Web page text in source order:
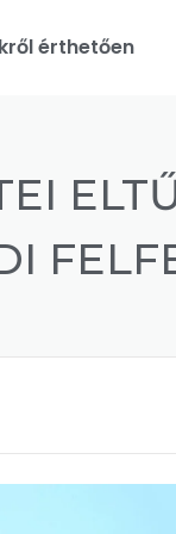
érthetően